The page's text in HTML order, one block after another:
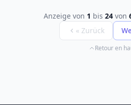
Anzeige von 1 bis 24 von
« Zurück
Retour en